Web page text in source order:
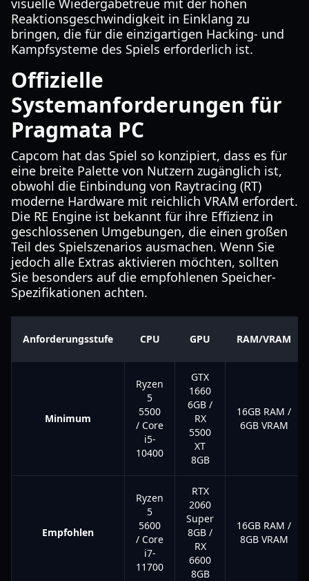
visuelle Wiedergabetreue mit der hohen
Reaktionsgeschwindigkeit in Einklang zu
bringen, die für die einzigartigen Hacking- und
Kampfsysteme des Spiels erforderlich ist.
Offizielle
Systemanforderungen für
Pragmata PC
Capcom hat das Spiel so konzipiert, dass es für
eine breite Palette von Nutzern zugänglich ist,
obwohl die Einbindung von Raytracing (RT)
moderne Hardware mit reichlich VRAM erfordert.
Die RE Engine ist bekannt für ihre Effizienz in
geschlossenen Umgebungen, die einen großen
Teil des Spielszenarios ausmachen. Wenn Sie
jedoch alle Extras aktivieren möchten, sollten
Sie besonders auf die empfohlenen Speicher-
Spezifikationen achten.
Anforderungsstufe CPU GPU RAM/VRAM
Minimum
Ryzen
5
5500
/ Core
i5-
10400
GTX
1660
6GB /
RX
5500
XT
8GB
16GB RAM /
6GB VRAM
Empfohlen
Ryzen
5
5600
/ Core
i7-
11700
RTX
2060
Super
8GB /
RX
6600
8GB
16GB RAM /
8GB VRAM